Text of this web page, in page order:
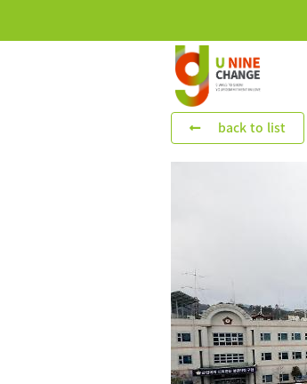
back to list